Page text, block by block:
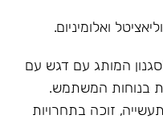
ואלומיניום.
המותג עם דגש עם
בנוחות המשתמש.
זוכה בתחרויות